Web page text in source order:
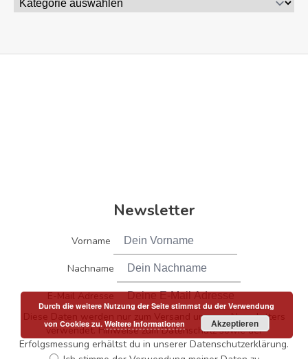
Newsletter
Vorname
Nachname
E-Mail Adresse
Diese Daten werden nur zum Versand unseres Newsletters
verwendet. Hinweise zum Datenschutz sowie der
Erfolgsmessung erhältst du in unserer Datenschutzerklärung.
Durch die weitere Nutzung der Seite stimmst du der Verwendung
von Cookies zu. Weitere Informationen Akzeptieren